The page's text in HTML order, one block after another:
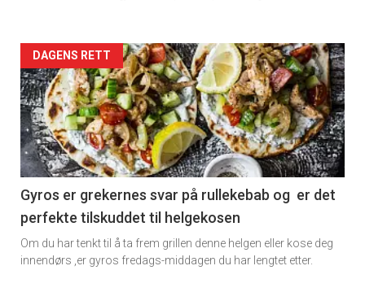
Forsiden
akkurat
nå
-
2
DAGENS RETT
Gyros er grekernes svar på rullekebab og er det
perfekte tilskuddet til helgekosen
Om du har tenkt til å ta frem grillen denne helgen eller kose deg
innendørs ,er gyros fredags-middagen du har lengtet etter.